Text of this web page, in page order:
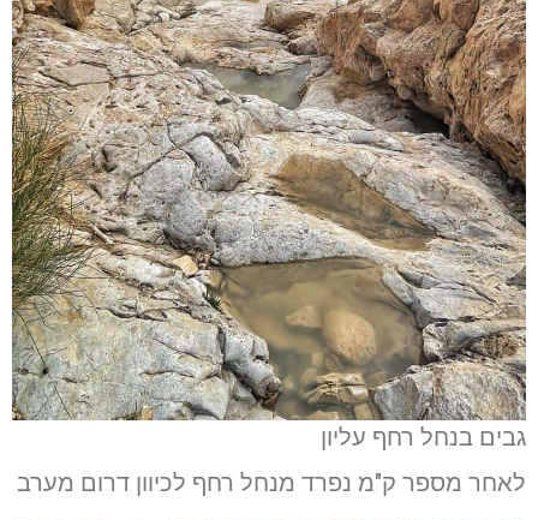
גבים בנחל רחף עליון
לאחר מספר ק"מ נפרד מנחל רחף לכיוון דרום מערב